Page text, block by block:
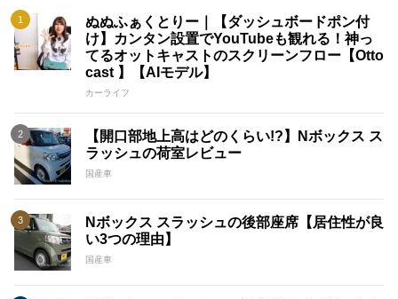
ぬぬふぁくとりー｜【ダッシュボードポン付
け】カンタン設置でYouTubeも観れる！神っ
てるオットキャストのスクリーンフロー【Otto
cast 】【AIモデル】
カーライフ
【開口部地上高はどのくらい!?】Nボックス ス
ラッシュの荷室レビュー
国産車
Nボックス スラッシュの後部座席【居住性が良
い3つの理由】
国産車